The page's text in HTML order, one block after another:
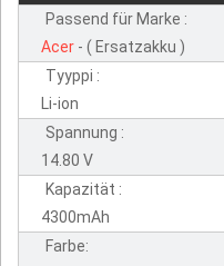
Passend für Marke :
Acer - ( Ersatzakku )
Tyyppi :
Li-ion
Spannung :
14.80 V
Kapazität :
4300mAh
Farbe: